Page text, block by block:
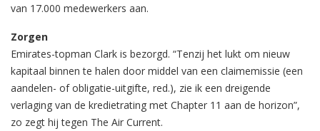
van 17.000 medewerkers aan.
Zorgen
Emirates-topman Clark is bezorgd. “Tenzij het lukt om nieuw
kapitaal binnen te halen door middel van een claimemissie (een
aandelen- of obligatie-uitgifte, red.), zie ik een dreigende
verlaging van de kredietrating met Chapter 11 aan de horizon”,
zo zegt hij tegen The Air Current.